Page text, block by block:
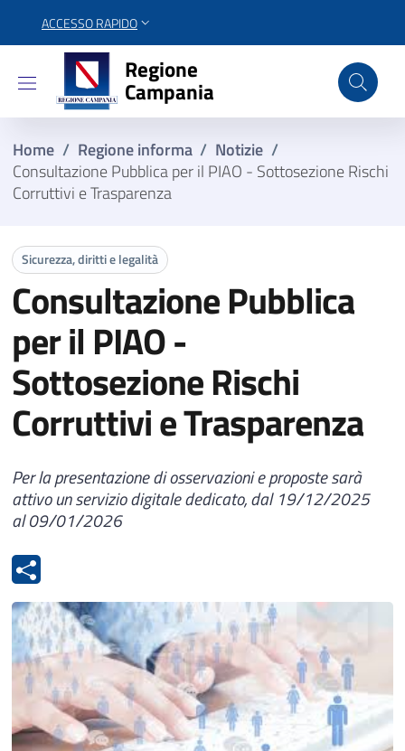
ACCESSO RAPIDO
Regione Campania
Regione
Campania
Home / Regione informa / Notizie /
Consultazione Pubblica per il PIAO - Sottosezione Rischi
Corruttivi e Trasparenza
Sicurezza, diritti e legalità
Consultazione Pubblica
per il PIAO -
Sottosezione Rischi
Corruttivi e Trasparenza
Per la presentazione di osservazioni e proposte sarà
attivo un servizio digitale dedicato, dal 19/12/2025
al 09/01/2026